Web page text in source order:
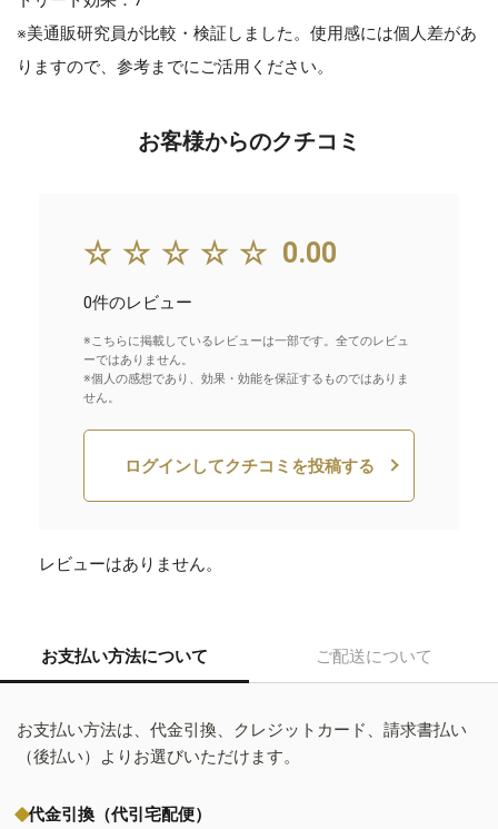
※美通販研究員が比較・検証しました。使用感には個人差があ
りますので、参考までにご活用ください。
お客様からのクチコミ
☆☆☆☆☆ 0.00
0件のレビュー
※こちらに掲載しているレビューは一部です。全てのレビュ
ーではありません。
※個人の感想であり、効果・効能を保証するものではありま
せん。
ログインしてクチコミを投稿する
レビューはありません。
お支払い方法について ご配送について
お支払い方法は、代金引換、クレジットカード、請求書払い
（後払い）よりお選びいただけます。
代金引換（代引宅配便）